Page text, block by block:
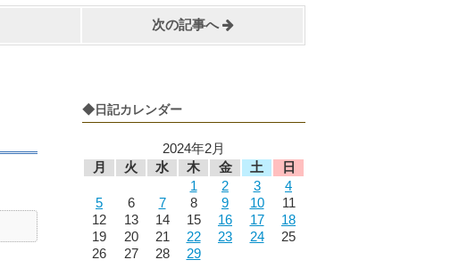
次の記事へ
◆日記カレンダー
2024年2月
月
火 水 木 金 土
日
1
2 3
4
5
6 7 8 9 10
11
12
13 14 15 16 17
18
19
20 21 22 23 24
25
26
27 28 29